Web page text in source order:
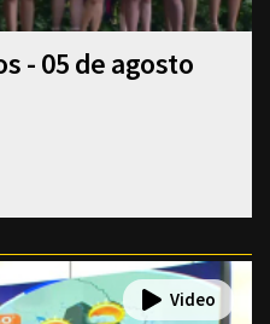
- 05 de agosto